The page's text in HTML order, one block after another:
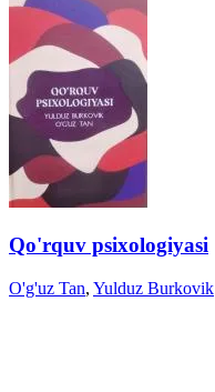
Qo'rquv psixologiyasi
O'g'uz Tan, Yulduz Burkovik